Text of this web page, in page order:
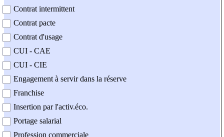
Contrat intermittent
Contrat pacte
Contrat d'usage
CUI - CAE
CUI - CIE
Engagement à servir dans la réserve
Franchise
Insertion par l'activ.éco.
Portage salarial
Profession commerciale